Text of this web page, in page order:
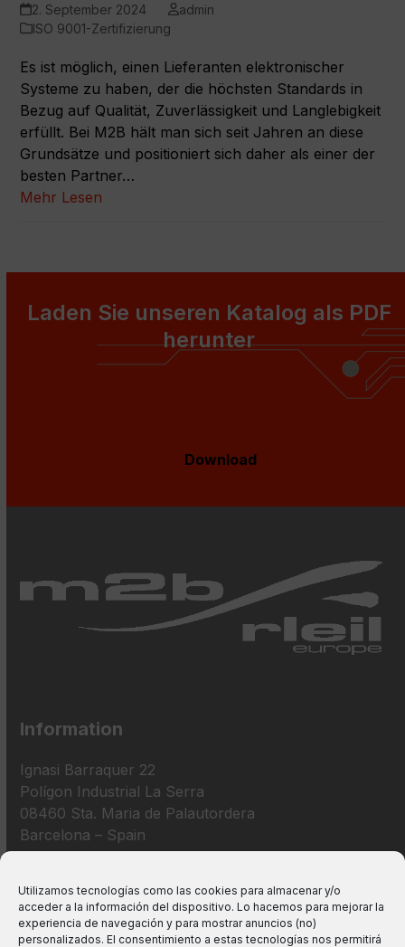
Utilizamos tecnologías como las cookies para almacenar y/o
acceder a la información del dispositivo. Lo hacemos para mejorar la
experiencia de navegación y para mostrar anuncios (no)
personalizados. El consentimiento a estas tecnologías nos permitirá
2. September 2024
admin
ISO 9001-Zertifizierung
Es ist möglich, einen Lieferanten elektronischer
Systeme zu haben, der die höchsten Standards in
Bezug auf Qualität, Zuverlässigkeit und Langlebigkeit
erfüllt. Bei M2B hält man sich seit Jahren an diese
Grundsätze und positioniert sich daher als einer der
besten Partner…
Mehr Lesen
Laden Sie unseren Katalog als PDF
herunter
Download
Information
Ignasi Barraquer 22
Polígon Industrial La Serra
08460 Sta. Maria de Palautordera
Barcelona – Spain
info@m2bswitches.com